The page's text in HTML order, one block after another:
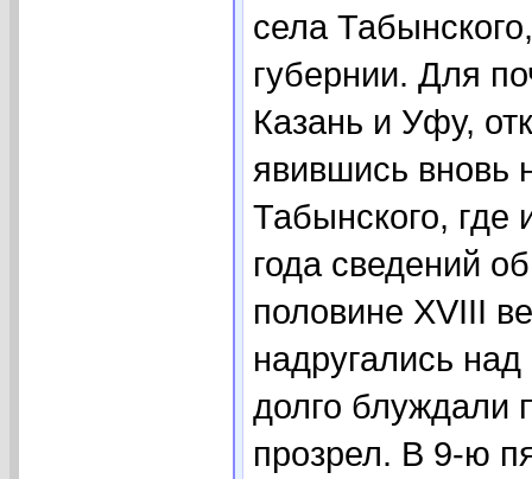
села
губернии. Для
Казань и Уфу,
явившись вновь
Табынского,
года сведений
половине XVIII
надругались
долго блуждали
прозрел. В 9-ю